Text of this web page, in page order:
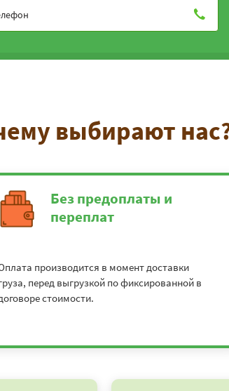
выбирают
Без предоплаты и
переплат
производится в момент доставки
перед выгрузкой по фиксированной в
стоимости.